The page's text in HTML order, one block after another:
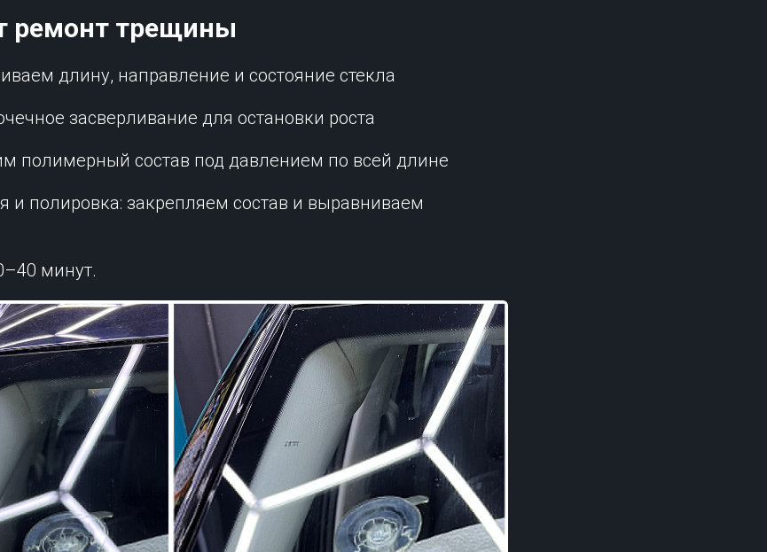
ремонт трещины
длину, направление и состояние стекла
засверливание для остановки роста
полимерный состав под давлением по всей длине
и полировка: закрепляем состав и выравниваем
минут.